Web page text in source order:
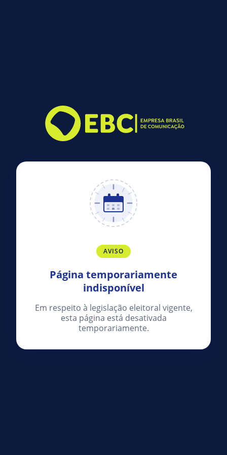
AVISO
Página temporariamente
indisponível
Em respeito à legislação eleitoral vigente,
esta página está desativada
temporariamente.